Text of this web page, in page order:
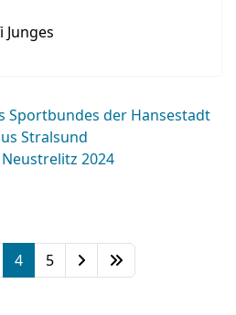
Junges
Sportbundes der Hansestadt
Stralsund
2024
4 5